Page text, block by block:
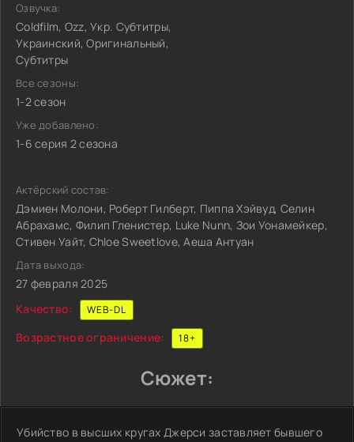
Озвучка:
Coldfilm, Ozz, Укр. Субтитры,
Украинский, Оригинальный,
Субтитры
Все сезоны:
1-2 сезон
Уже добавлено:
1-6 серия 2 сезона
Актёрский состав:
Дэмиен Молони, Роберт Гилберт, Пиппа Хэйвуд, Селин
Абрахамс, Филип Гленистер, Luke Nunn, Зои Уонамейкер,
Стивен Уайт, Chloe Sweetlove, Аеша Антуан
Дата выхода:
27 февраля 2025
Качество:
WEB-DL
Возрастное ограничение: 18+
Сюжет:
Убийство в высших кругах Джерси заставляет бывшего